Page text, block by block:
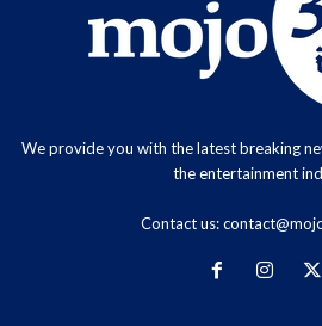
We provide you with the latest breaking
the entertainment
Contact us: